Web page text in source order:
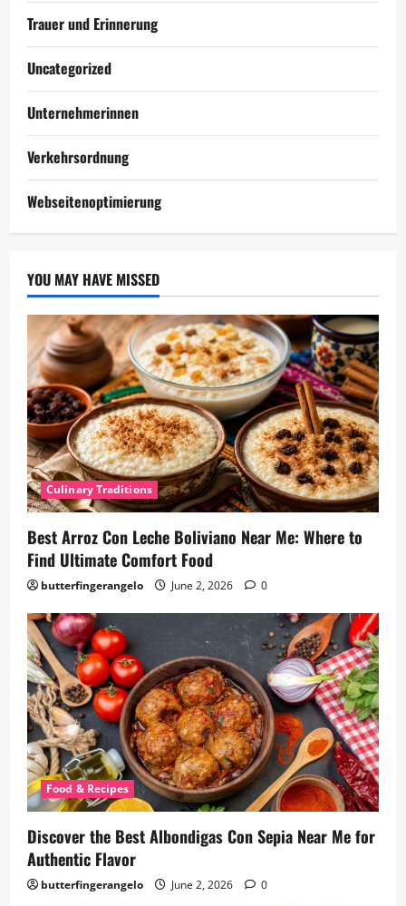
Trauer und Erinnerung
Uncategorized
Unternehmerinnen
Verkehrsordnung
Webseitenoptimierung
YOU MAY HAVE MISSED
Culinary Traditions
Best Arroz Con Leche Boliviano Near Me: Where to
Find Ultimate Comfort Food
butterfingerangelo June 2, 2026 0
Food & Recipes
Discover the Best Albondigas Con Sepia Near Me for
Authentic Flavor
butterfingerangelo June 2, 2026 0